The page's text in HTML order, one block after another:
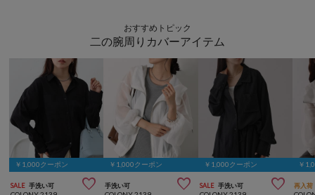
おすすめトピック
二の腕周りカバーアイテム
￥1,000クーポン
SALE 手洗い可 
￥1,000クーポン
手洗い可 
￥1,000クーポン
SALE 手洗い可 
￥
再入荷